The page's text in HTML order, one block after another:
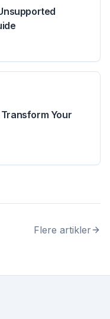
Transform Your
Flere artikler